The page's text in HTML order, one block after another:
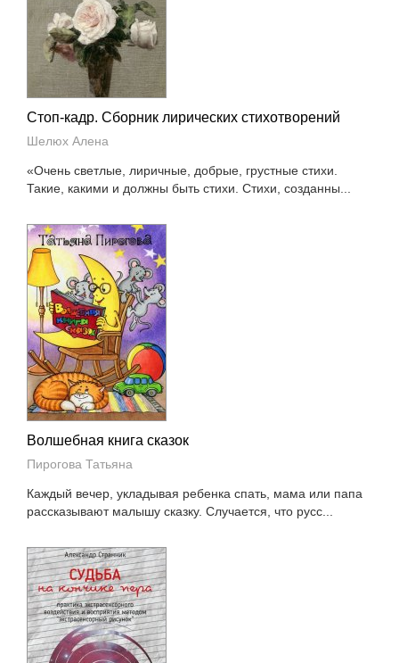
Стоп-кадр. Сборник лирических стихотворений
Шелюх Алена
«Очень светлые, лиричные, добрые, грустные стихи.
Такие, какими и должны быть стихи. Стихи, созданны...
Волшебная книга сказок
Пирогова Татьяна
Каждый вечер, укладывая ребенка спать, мама или папа
рассказывают малышу сказку. Случается, что русс...